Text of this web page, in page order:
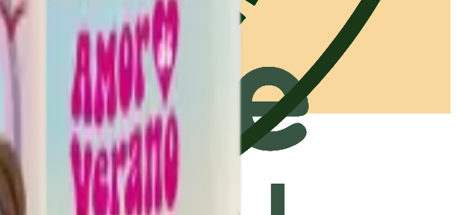
online, te compartimos los links aquí.